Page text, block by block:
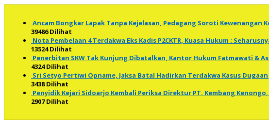
Ancam Bongkar Lapak Tanpa Kejelasan, Pedagang Soroti Kewenangan
39486 Dilihat
Nota Pembelaan 4 Terdakwa Eks Kadis P2CKTR, Kuasa Hukum :
13524 Dilihat
Penerbitan SKW Tak Kunjung Dibatalkan, Kantor Hukum Fatmawati &
4324 Dilihat
Sri Setyo Pertiwi Opname, Jaksa Batal Hadirkan Terdakwa Kasus
3438 Dilihat
Penyidik Kejari Sidoarjo Kembali Periksa Direktur PT. Kembang Kenongo,
2907 Dilihat